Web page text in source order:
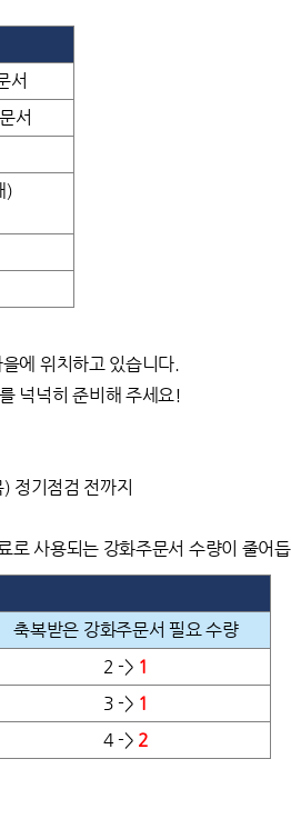
서
서
)
에 위치하고 있습니다.
넉넉히 준비해 주세요!
기점검 전까지
로 사용되는 강화주문서 수량이 줄어
축복받은 강화주문서 필요 수량
2 -> 1
3 -> 1
4 -> 2